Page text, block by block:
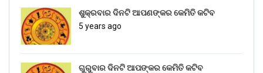
ଶୁକ୍ରବାର ଦିନଟି ଆପଣଙ୍କର କେମିତି କଟିବ
5 years ago
ଗୁରୁବାର ଦିନଟି ଆପଙ୍କର କେମିତି କଟିବ